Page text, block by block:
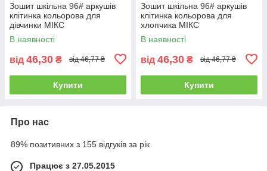
Зошит шкільна 96# аркушів
клітинка кольорова для
дівчинки МІКС
В наявності
від 46,30 ₴ від 46,77 ₴
Купити
Зошит шкільна 96# аркушів
клітинка кольорова для
хлопчика МІКС
В наявності
від 46,30 ₴ від 46,77 ₴
Купити
Про нас
89% позитивних з 155 відгуків за рік
Працює з 27.05.2015